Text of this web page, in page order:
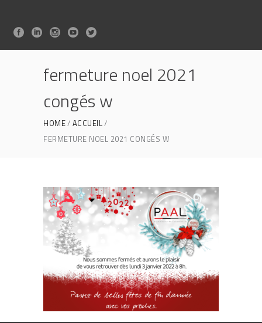
fermeture noel 2021
congés w
HOME ACCUEIL
FERMETURE NOEL 2021 CONGÉS W